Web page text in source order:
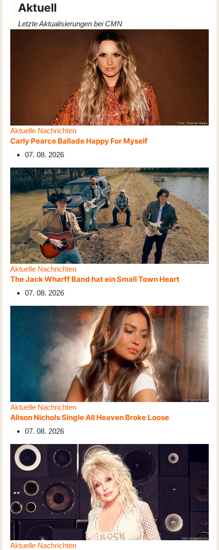
Aktuell
Letzte Aktualisierungen bei CMN
Aktuelle Nachrichten
Carly Pearce Ballade Happy For Myself
07. 08. 2026
Aktuelle Nachrichten
The Jack Wharff Band hat ein Small Town Heart
07. 08. 2026
Aktuelle Nachrichten
Alison Nichols Single All Heaven Broke Loose
07. 08. 2026
Aktuelle Nachrichten